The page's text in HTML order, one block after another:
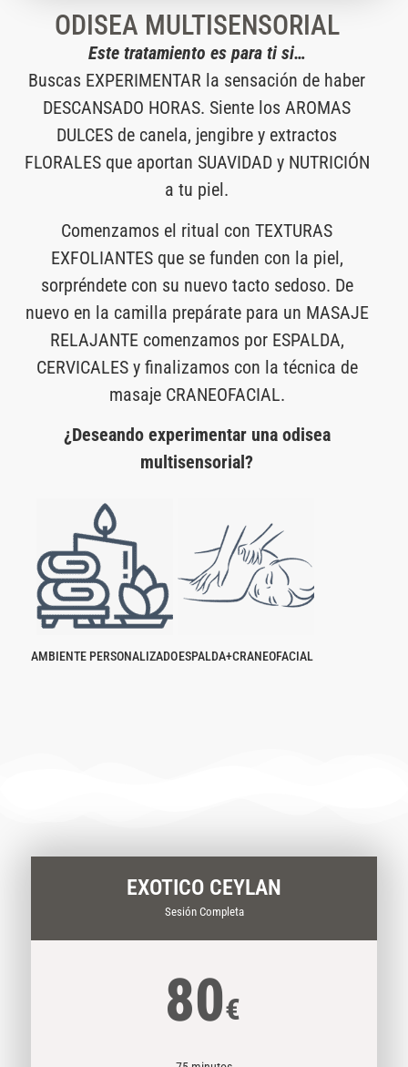
ODISEA MULTISENSORIAL
Este tratamiento es para ti si…
Buscas EXPERIMENTAR la sensación de haber
DESCANSADO HORAS. Siente los AROMAS
DULCES de canela, jengibre y extractos
FLORALES que aportan SUAVIDAD y NUTRICIÓN
a tu piel.
Comenzamos el ritual con TEXTURAS
EXFOLIANTES que se funden con la piel,
sorpréndete con su nuevo tacto sedoso. De
nuevo en la camilla prepárate para un MASAJE
RELAJANTE comenzamos por ESPALDA,
CERVICALES y finalizamos con la técnica de
masaje CRANEOFACIAL.
¿Deseando experimentar una odisea
multisensorial?
AMBIENTE PERSONALIZADOESPALDA+CRANEOFACIAL
EXOTICO CEYLAN
Sesión Completa
80€